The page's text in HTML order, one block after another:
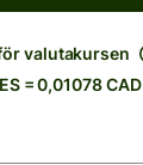
valutakursen
= 0,01078 CAD